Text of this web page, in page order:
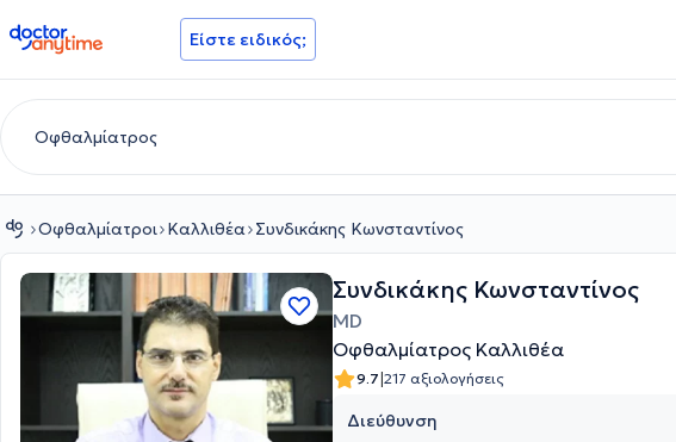
doctoranytime Είστε ειδικός;
Οφθαλμίατροι Καλλιθέα Συνδικάκης Κωνσταντίνος
Συνδικάκης Κωνσταντίνος
MD
Οφθαλμίατρος Καλλιθέα
9.7|217 αξιολογήσεις
Διεύθυνση